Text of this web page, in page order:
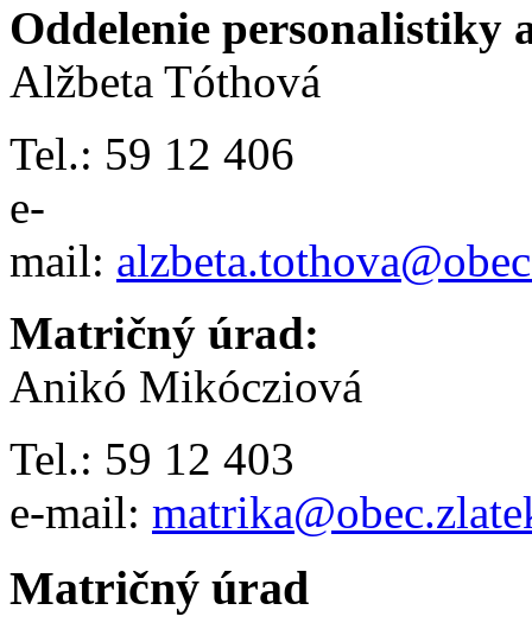
Oddelenie personalistiky
Alžbeta Tóthová
Tel.: 59 12 406
e-
mail:
Matričný úrad:
Anikó Mikócziová
Tel.: 59 12 403
e-mail:
Matričný úrad